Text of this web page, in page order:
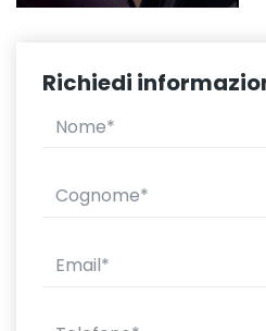
Richiedi